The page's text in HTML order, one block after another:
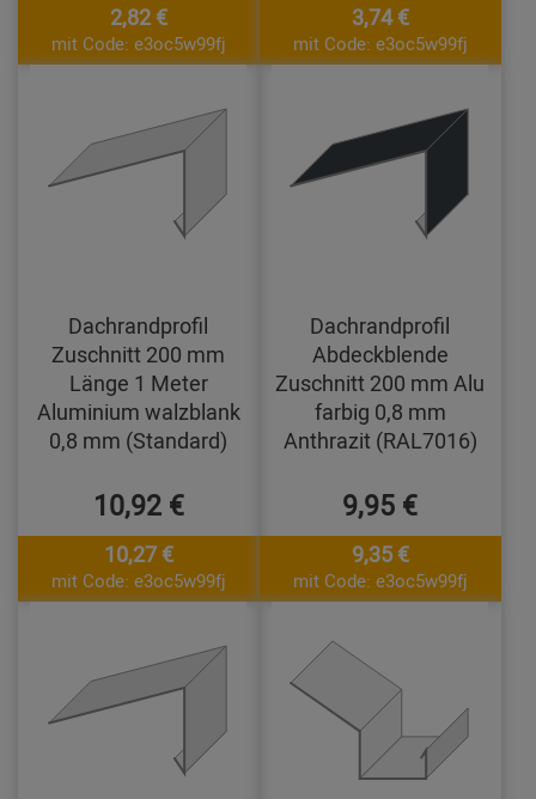
2,82 €
mit Code: e3oc5w99fj
3,74 €
mit Code: e3oc5w99fj
Dachrandprofil
Zuschnitt 200 mm
Länge 1 Meter
Aluminium walzblank
0,8 mm (Standard)
10,92 €
10,27 €
mit Code: e3oc5w99fj
Dachrandprofil
Abdeckblende
Zuschnitt 200 mm Alu
farbig 0,8 mm
Anthrazit (RAL7016)
9,95 €
9,35 €
mit Code: e3oc5w99fj